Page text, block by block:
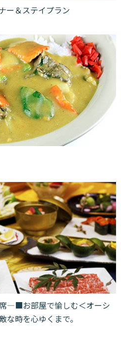
ー＆ステイプラン
―■お部屋で愉しむ＜オーシ
時を心ゆくまで。